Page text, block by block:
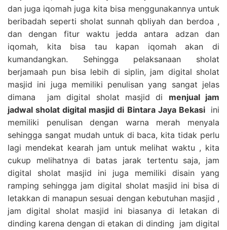
dan juga iqomah juga kita bisa menggunakannya untuk
beribadah seperti sholat sunnah qbliyah dan berdoa ,
dan dengan fitur waktu jedda antara adzan dan
iqomah, kita bisa tau kapan iqomah akan di
kumandangkan. Sehingga pelaksanaan sholat
berjamaah pun bisa lebih di siplin, jam digital sholat
masjid ini juga memiliki penulisan yang sangat jelas
dimana jam digital sholat masjid di menjual jam
jadwal sholat digital masjid di Bintara Jaya Bekasi ini
memiliki penulisan dengan warna merah menyala
sehingga sangat mudah untuk di baca, kita tidak perlu
lagi mendekat kearah jam untuk melihat waktu , kita
cukup melihatnya di batas jarak tertentu saja, jam
digital sholat masjid ini juga memiliki disain yang
ramping sehingga jam digital sholat masjid ini bisa di
letakkan di manapun sesuai dengan kebutuhan masjid ,
jam digital sholat masjid ini biasanya di letakan di
dinding karena dengan di etakan di dinding jam digital